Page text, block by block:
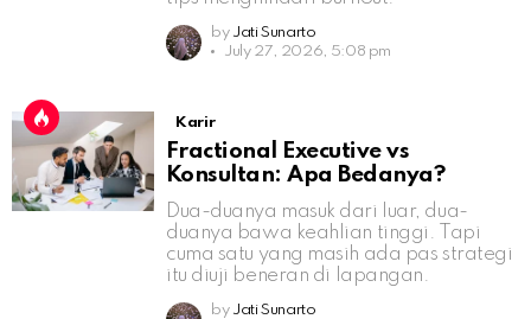
by Jati Sunarto
July 27, 2026, 5:08 pm
Karir
Fractional Executive vs
Konsultan: Apa Bedanya?
Dua-duanya masuk dari luar, dua-
duanya bawa keahlian tinggi. Tapi
cuma satu yang masih ada pas strategi
itu diuji beneran di lapangan.
by Jati Sunarto